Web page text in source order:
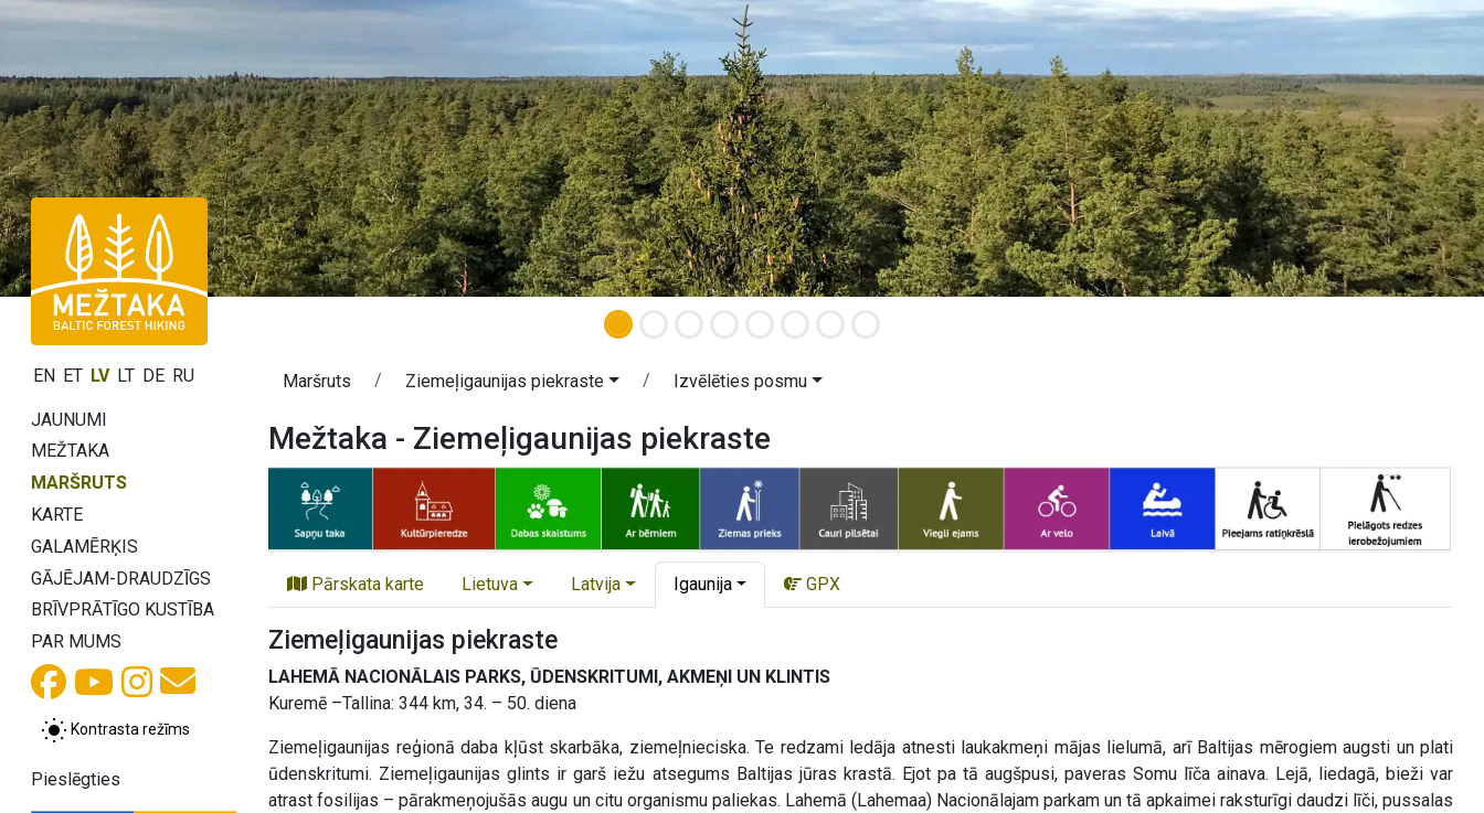
EN ET LV LT DE RU
JAUNUMI
MEŽTAKA
MARŠRUTS
KARTE
GALAMĒRĶIS
GĀJĒJAM-DRAUDZĪGS
BRĪVPRĀTĪGO KUSTĪBA
PAR MUMS
Kontrasta režīms
Pieslēgties
Maršruts Ziemeļigaunijas piekraste Izvēlēties posmu
Mežtaka - Ziemeļigaunijas piekraste
Pārskata karte Lietuva Latvija Igaunija GPX
Ziemeļigaunijas piekraste
LAHEMĀ NACIONĀLAIS PARKS, ŪDENSKRITUMI, AKMEŅI UN KLINTIS
Kuremē –Tallina: 344 km, 34. – 50. diena
Ziemeļigaunijas reģionā daba kļūst skarbāka, ziemeļnieciska. Te redzami ledāja atnesti laukakmeņi mājas lielumā, arī Baltijas mērogiem augsti un plati
ūdenskritumi. Ziemeļigaunijas glints ir garš iežu atsegums Baltijas jūras krastā. Ejot pa tā augšpusi, paveras Somu līča ainava. Lejā, liedagā, bieži var
atrast fosilijas – pārakmeņojušās augu un citu organismu paliekas. Lahemā (Lahemaa) Nacionālajam parkam un tā apkaimei raksturīgi daudzi līči, pussalas